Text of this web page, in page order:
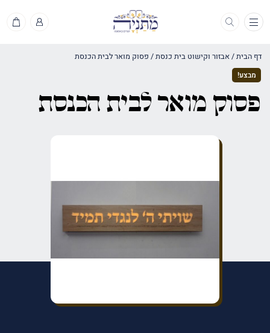
תפריט
דף הבית/אבזור וקישוט בית כנסת/ פסוק מואר לבית הכנסת
מבצע!
פסוק מואר לבית הכנסת